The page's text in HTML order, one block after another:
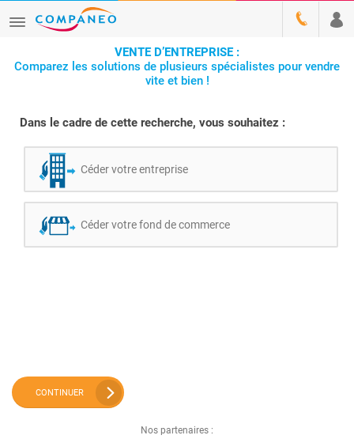
VENTE D’ENTREPRISE :
Comparez les solutions de plusieurs spécialistes pour vendre
vite et bien !
Dans le cadre de cette recherche, vous souhaitez :
Céder votre entreprise
Céder votre fond de commerce
CONTINUER
Nos partenaires :